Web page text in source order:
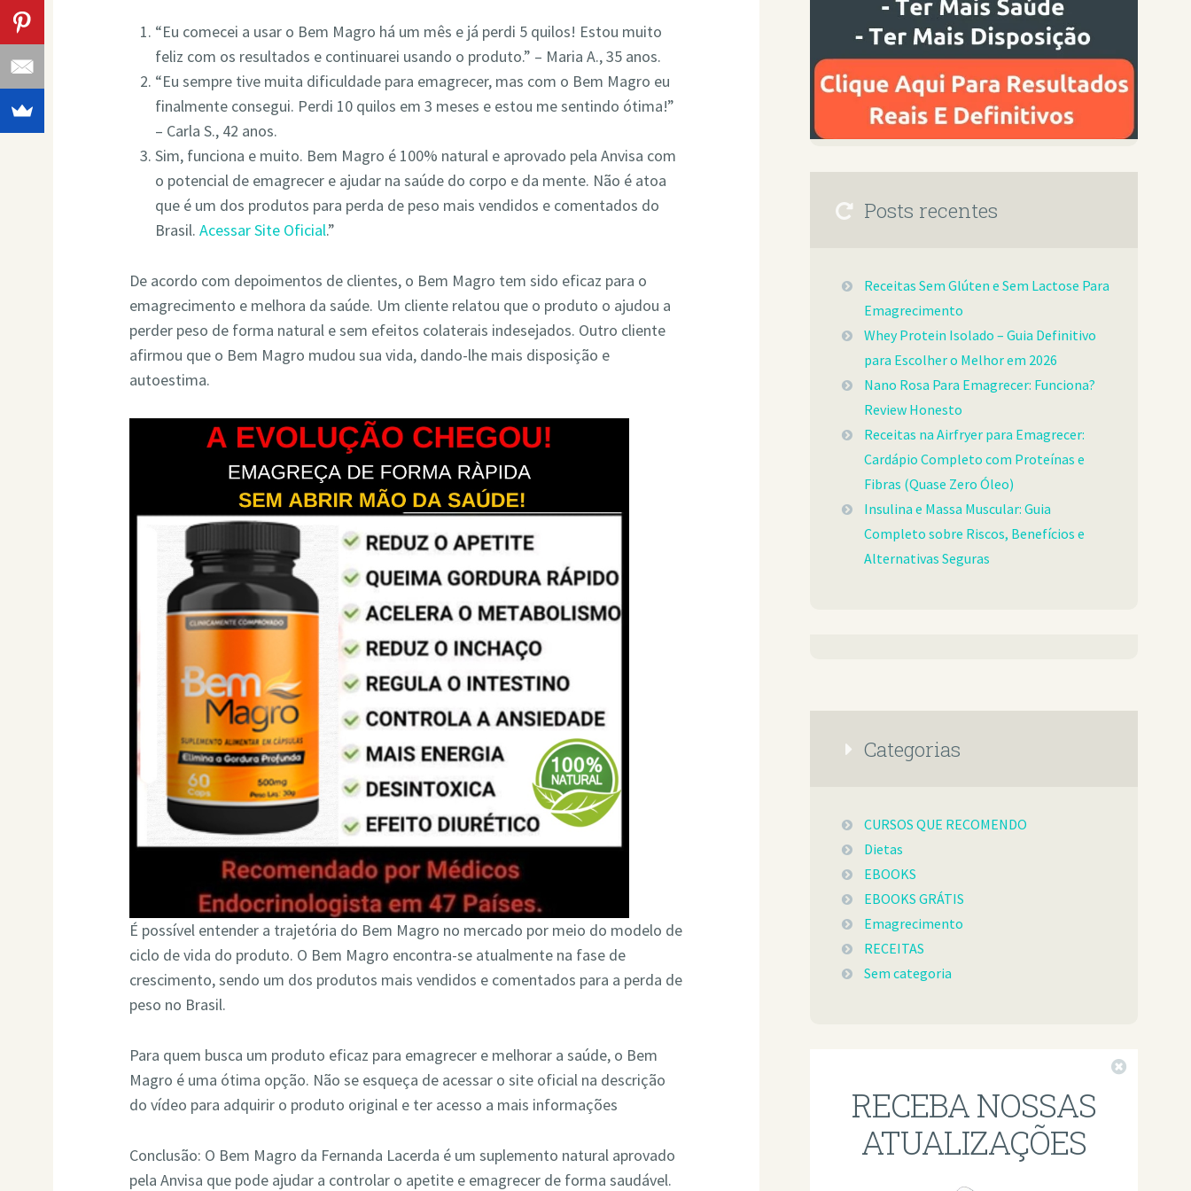
“Eu comecei a usar o Bem Magro há um mês e já perdi 5 quilos! Estou muito
feliz com os resultados e continuarei usando o produto.” – Maria A., 35 anos.
“Eu sempre tive muita dificuldade para emagrecer, mas com o Bem Magro eu
finalmente consegui. Perdi 10 quilos em 3 meses e estou me sentindo ótima!”
– Carla S., 42 anos.
Sim, funciona e muito. Bem Magro é 100% natural e aprovado pela Anvisa com
o potencial de emagrecer e ajudar na saúde do corpo e da mente. Não é atoa
que é um dos produtos para perda de peso mais vendidos e comentados do
Brasil.Acessar Site Oficial.”
De acordo com depoimentos de clientes, o Bem Magro tem sido eficaz para o
emagrecimento e melhora da saúde. Um cliente relatou que o produto o ajudou a
perder peso de forma natural e sem efeitos colaterais indesejados. Outro cliente
afirmou que o Bem Magro mudou sua vida, dando-lhe mais disposição e
autoestima.
É possível entender a trajetória do Bem Magro no mercado por meio do modelo de
ciclo de vida do produto. O Bem Magro encontra-se atualmente na fase de
crescimento, sendo um dos produtos mais vendidos e comentados para a perda de
peso no Brasil.
Para quem busca um produto eficaz para emagrecer e melhorar a saúde, o Bem
Magro é uma ótima opção. Não se esqueça de acessar o site oficial na descrição
do vídeo para adquirir o produto original e ter acesso a mais informações
Conclusão: O Bem Magro da Fernanda Lacerda é um suplemento natural aprovado
pela Anvisa que pode ajudar a controlar o apetite e emagrecer de forma saudável.
Posts recentes
Receitas Sem Glúten e Sem Lactose Para
Emagrecimento
Whey Protein Isolado – Guia Definitivo
para Escolher o Melhor em 2026
Nano Rosa Para Emagrecer: Funciona?
Review Honesto
Receitas na Airfryer para Emagrecer:
Cardápio Completo com Proteínas e
Fibras (Quase Zero Óleo)
Insulina e Massa Muscular: Guia
Completo sobre Riscos, Benefícios e
Alternativas Seguras
Categorias
CURSOS QUE RECOMENDO
Dietas
EBOOKS
EBOOKS GRÁTIS
Emagrecimento
RECEITAS
Sem categoria
RECEBA NOSSAS
ATUALIZAÇÕES